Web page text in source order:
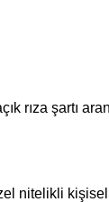
rıza şartı
nitelikli